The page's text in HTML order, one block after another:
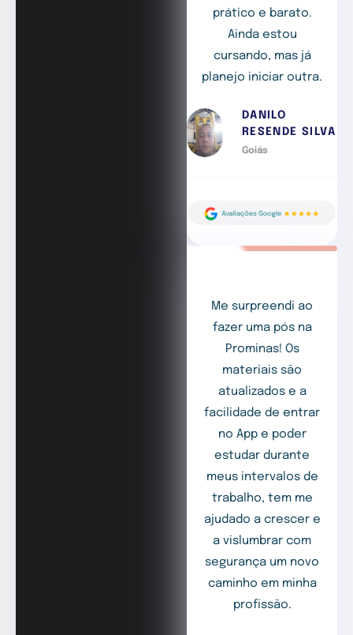
prático e barato.
Ainda estou
cursando, mas já
planejo iniciar outra.
DANILO
RESENDE SILVA
Goiás
Me surpreendi ao
fazer uma pós na
Prominas! Os
materiais são
atualizados e a
facilidade de entrar
no App e poder
estudar durante
meus intervalos de
trabalho, tem me
ajudado a crescer e
a vislumbrar com
segurança um novo
caminho em minha
profissão.